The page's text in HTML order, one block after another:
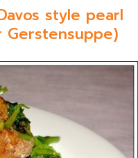
style pearl
Gerstensuppe)